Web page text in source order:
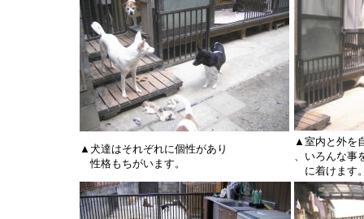
▲犬達はそれぞれに個性があり
性格もちがいます。
▲室内と外を
、いろんな事
に着けます